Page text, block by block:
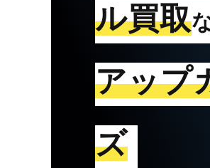
ル買取
アップ
ズ